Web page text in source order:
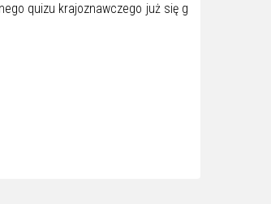
quizu krajoznawczego już się g